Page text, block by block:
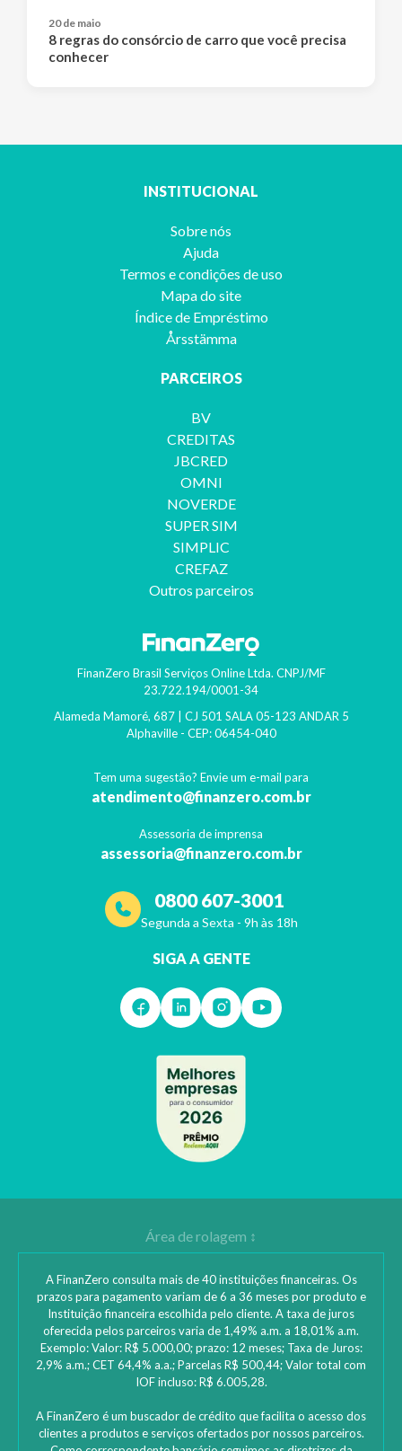
20 de maio
8 regras do consórcio de carro que você precisa
conhecer
INSTITUCIONAL
Sobre nós
Ajuda
Termos e condições de uso
Mapa do site
Índice de Empréstimo
Årsstämma
PARCEIROS
BV
CREDITAS
JBCRED
OMNI
NOVERDE
SUPER SIM
SIMPLIC
CREFAZ
Outros parceiros
FinanZero Brasil Serviços Online Ltda. CNPJ/MF
23.722.194/0001-34
Alameda Mamoré, 687 | CJ 501 SALA 05-123 ANDAR 5
Alphaville- CEP: 06454-040
Tem uma sugestão? Envie um e-mail para
atendimento@finanzero.com.br
Assessoria de imprensa
assessoria@finanzero.com.br
0800 607-3001
Segunda a Sexta - 9h às 18h
SIGA A GENTE
A FinanZero consulta mais de 40 instituições financeiras. Os
prazos para pagamento variam de 6 a 36 meses por produto e
Instituição financeira escolhida pelo cliente. A taxa de juros
oferecida pelos parceiros varia de 1,49% a.m. a 18,01% a.m.
Exemplo: Valor: R$ 5.000,00; prazo: 12 meses; Taxa de Juros:
2,9% a.m.; CET 64,4% a.a.; Parcelas R$ 500,44; Valor total com
IOF incluso: R$ 6.005,28.
A FinanZero é um buscador de crédito que facilita o acesso dos
clientes a produtos e serviços ofertados por nossos parceiros.